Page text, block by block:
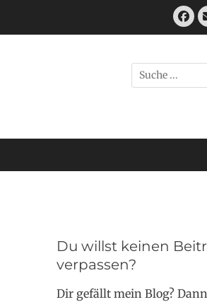
Suchen
nach:
Du willst keinen
verpassen?
Dir gefällt mein Blog? Dann